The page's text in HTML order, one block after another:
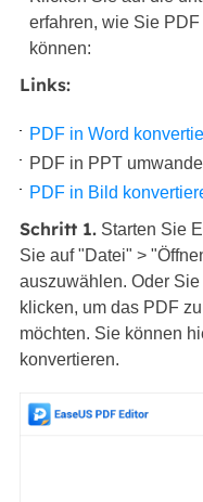
erfahren, wie Sie
können:
Links:
PDF in Word
PDF in PPT
PDF in Bild
Schritt 1.Starten Sie
Sie auf "Datei" >
auszuwählen. Oder
klicken, um das PDF
möchten. Sie können
konvertieren.